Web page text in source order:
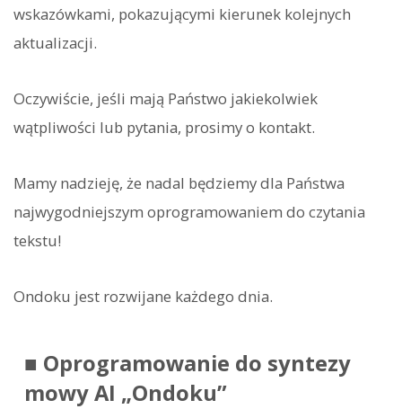
wskazówkami, pokazującymi kierunek kolejnych
aktualizacji.
Oczywiście, jeśli mają Państwo jakiekolwiek
wątpliwości lub pytania, prosimy o kontakt.
Mamy nadzieję, że nadal będziemy dla Państwa
najwygodniejszym oprogramowaniem do czytania
tekstu!
Ondoku jest rozwijane każdego dnia.
■ Oprogramowanie do syntezy
mowy AI „Ondoku”